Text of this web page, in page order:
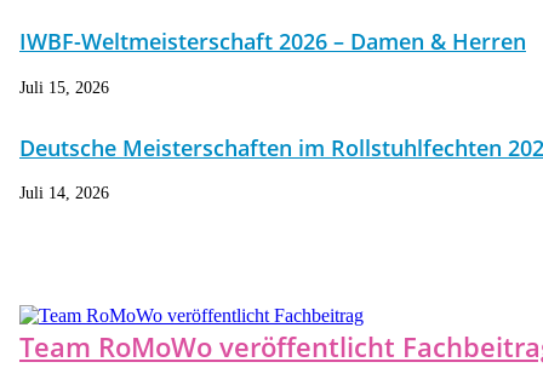
IWBF-Weltmeisterschaft 2026 – Damen & Herren
Juli 15, 2026
Deutsche Meisterschaften im Rollstuhlfechten
Juli 14, 2026
Team RoMoWo veröffentlicht